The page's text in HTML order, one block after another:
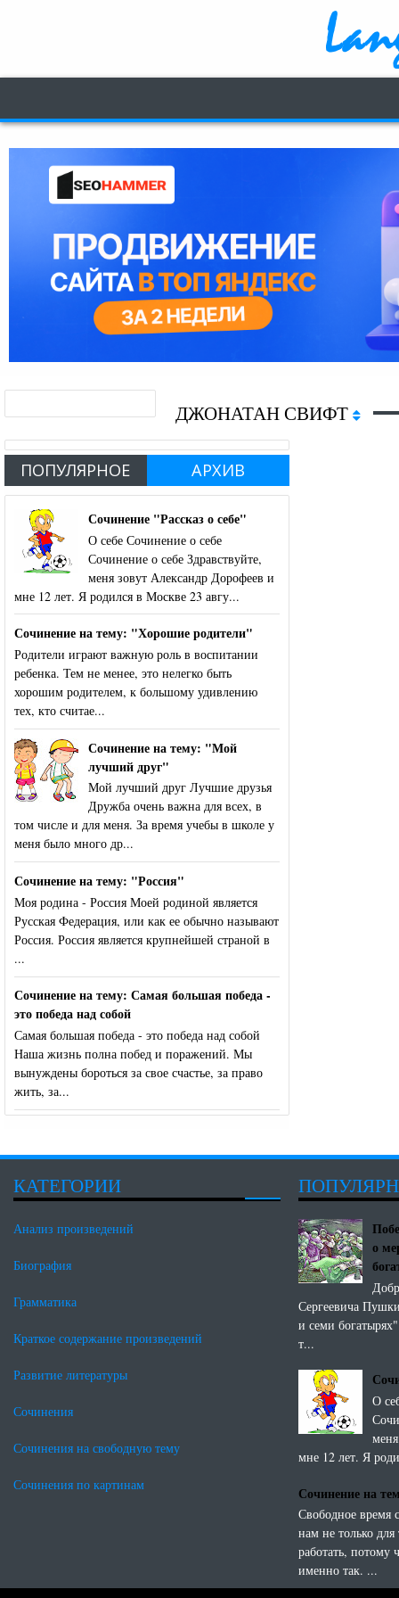
ДЖОНАТАН СВИФТ
ПОПУЛЯРНОЕ АРХИВ
Сочинение "Рассказ о себе"
О себе Сочинение о себе
Сочинение о себе Здравствуйте,
меня зовут Александр Дорофеев и
мне 12 лет. Я родился в Москве 23 авгу...
Сочинение на тему: "Хорошие родители"
Родители играют важную роль в воспитании
ребенка. Тем не менее, это нелегко быть
хорошим родителем, к большому удивлению
тех, кто считае...
Сочинение на тему: "Мой
лучший друг"
Мой лучший друг Лучшие друзья
Дружба очень важна для всех, в
том числе и для меня. За время учебы в школе у
меня было много др...
Сочинение на тему: "Россия"
Моя родина - Россия Моей родиной является
Русская Федерация, или как ее обычно называют
Россия. Россия является крупнейшей страной в
...
Сочинение на тему: Самая большая победа -
это победа над собой
Самая большая победа - это победа над собой
Наша жизнь полна побед и поражений. Мы
вынуждены бороться за свое счастье, за право
жить, за...
КАТЕГОРИИ
Анализ произведений
Биография
Грамматика
Краткое содержание произведений
Развитие литературы
Сочинения
Сочинения на свободную тему
Сочинения по картинам
о
Сергеевича
и семи
т...
О
мне 12 лет. Я
Сочинение на
Свободное время
нам не только
работать, потому
именно так. ...